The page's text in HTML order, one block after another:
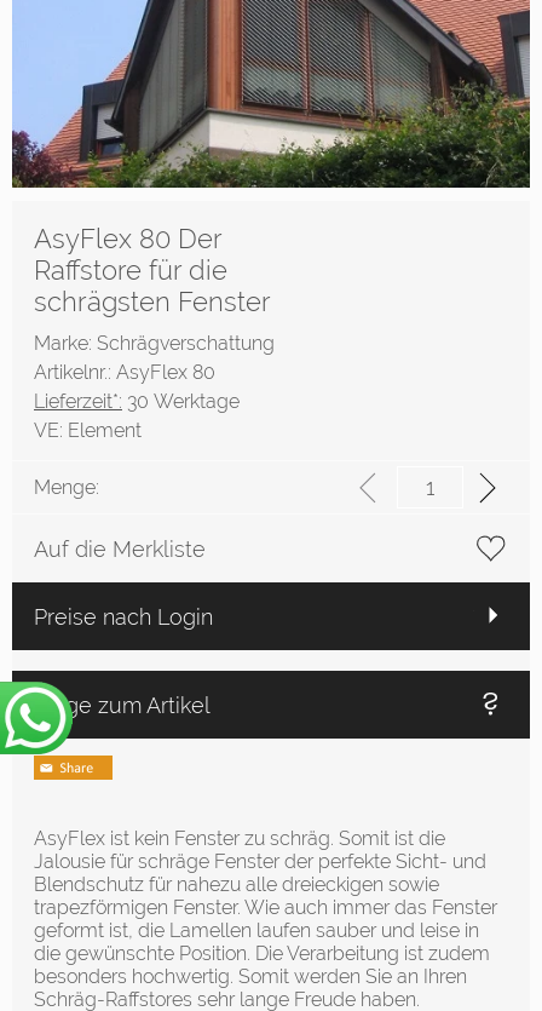
AsyFlex 80 Der
Raffstore für die
schrägsten Fenster
Marke: Schrägverschattung
Artikelnr.: AsyFlex 80
Lieferzeit*: 30 Werktage
VE: Element
Menge:
Auf die Merkliste
Preise nach Login
Frage zum Artikel
AsyFlex ist kein Fenster zu schräg. Somit ist die
Jalousie für schräge Fenster der perfekte Sicht- und
Blendschutz für nahezu alle dreieckigen sowie
trapezförmigen Fenster. Wie auch immer das Fenster
geformt ist, die Lamellen laufen sauber und leise in
die gewünschte Position. Die Verarbeitung ist zudem
besonders hochwertig. Somit werden Sie an Ihren
Schräg-Raffstores sehr lange Freude haben.